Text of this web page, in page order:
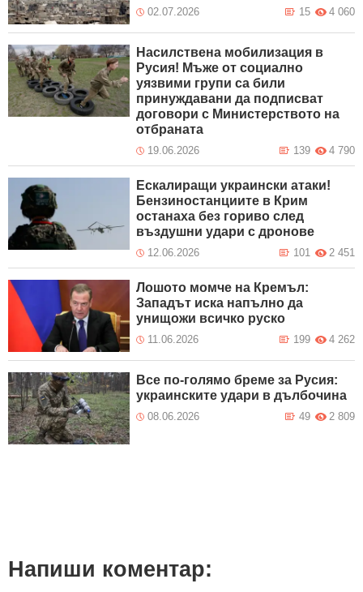
02.07.2026 4 060
15
Насилствена мобилизация в
Русия! Мъже от социално
уязвими групи са били
принуждавани да подписват
договори с Министерството на
отбраната
19.06.2026 4 790
139
Ескалиращи украински атаки!
Бензиностанциите в Крим
останаха без гориво след
въздушни удари с дронове
12.06.2026 2 451
101
Лошото момче на Кремъл:
Западът иска напълно да
унищожи всичко руско
11.06.2026 4 262
199
Все по-голямо бреме за Русия:
украинските удари в дълбочина
08.06.2026 2 809
49
Напиши коментар: